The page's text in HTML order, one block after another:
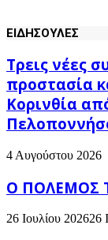
ΕΙΔΗΣΟΥΛΕΣ
Τρεις νέες
προστασία
Κορινθία
4 Αυγούστου 2026
Ο ΠΟΛΕΜΟΣ
26 Ιουλίου 202626